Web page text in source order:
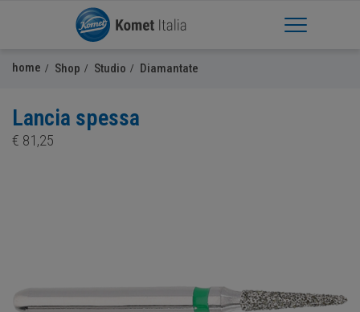
Apri Menu
home Shop Studio Diamantate
Lancia spessa
€ 81,25